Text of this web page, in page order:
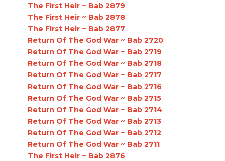
The First Heir ~ Bab 2879
The First Heir ~ Bab 2878
The First Heir ~ Bab 2877
Return Of The God War ~ Bab 2720
Return Of The God War ~ Bab 2719
Return Of The God War ~ Bab 2718
Return Of The God War ~ Bab 2717
Return Of The God War ~ Bab 2716
Return Of The God War ~ Bab 2715
Return Of The God War ~ Bab 2714
Return Of The God War ~ Bab 2713
Return Of The God War ~ Bab 2712
Return Of The God War ~ Bab 2711
The First Heir ~ Bab 2876